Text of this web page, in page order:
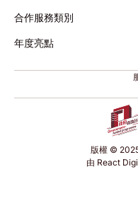
合作服務類別
年度亮點
版權 © 2025
由 React